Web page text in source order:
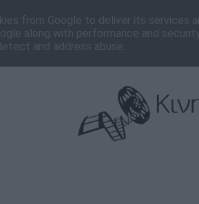
είμαστε Επικοινωνία Editorial
from Google to deliver its services
along with performance and
and address abuse.